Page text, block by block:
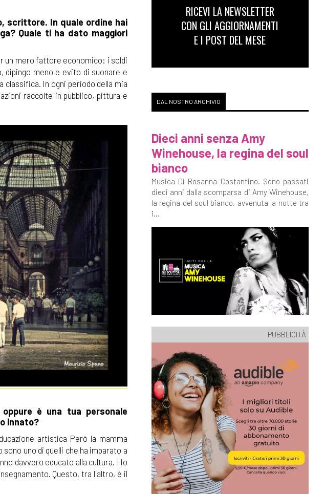
In quale ordine hai
Quale ti ha dato maggiori
un mero fattore economico: i soldi
dipingo meno e evito di suonare e
In ogni periodo della mia
raccolte in pubblico, pittura e
è una tua personale
innato?
artistica Però la mamma
uno di quelli che ha imparato a
davvero educato alla cultura. Ho
Questo, tra l'altro, è il
RICEVI LA NEWSLETTER
CON GLI AGGIORNAMENTI
E I POST DEL MESE
DAL NOSTRO ARCHIVIO
Dieci anni senza Amy
Winehouse, la regina del soul
bianco
Musica Di Rosanna Costantino. Sono passati
dieci anni dalla scomparsa di Amy Winehouse,
la regina del soul bianco, avvenuta la notte tra
i...
PUBBLICITÀ